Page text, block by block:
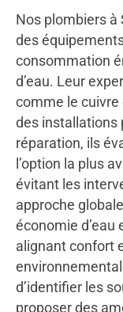
Nos plombiers à
des
consommation
d’eau. Leur
comme le cuivre
des installations
réparation, ils
l’option la plus
évitant les
approche
économie d’eau
alignant confort
d’identifier les
proposer des